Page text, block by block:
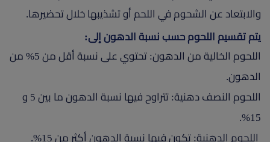
والابتعاد عن الشحوم في اللحم أو تشذيبها خلال تحضيرها.
يتم تقسيم اللحوم حسب نسبة الدهون إلى:
اللحوم الخالية من الدهون: تحتوي على نسبة أقل من 5% من
الدهون.
اللحوم النصف دهنية: تتراوح فيها نسبة الدهون ما بين 5 و
15%.
اللحوم الدهنية: تكون فيها نسبة الدهون أكثر من 15%.